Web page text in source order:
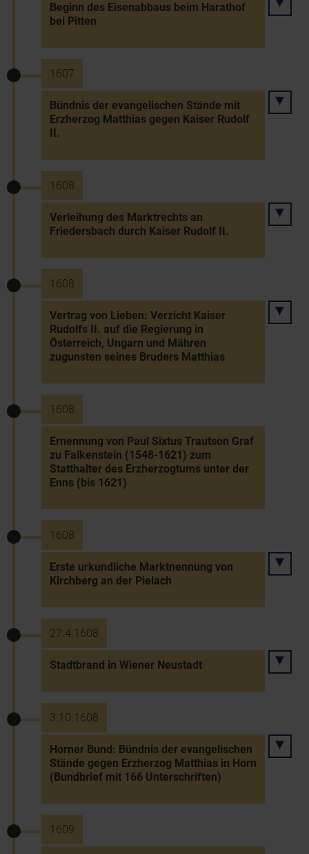
Beginn des Eisenabbaus beim Harathof
bei Pitten
1607
Bündnis der evangelischen Stände mit
Erzherzog Matthias gegen Kaiser Rudolf
II.
1608
Verleihung des Marktrechts an
Friedersbach durch Kaiser Rudolf II.
1608
Vertrag von Lieben: Verzicht Kaiser
Rudolfs II. auf die Regierung in
Österreich, Ungarn und Mähren
zugunsten seines Bruders Matthias
1608
Ernennung von Paul Sixtus Trautson Graf
zu Falkenstein (1548-1621) zum
Statthalter des Erzherzogtums unter der
Enns (bis 1621)
1608
Erste urkundliche Marktnennung von
Kirchberg an der Pielach
27.4.1608
Stadtbrand in Wiener Neustadt
3.10.1608
Horner Bund: Bündnis der evangelischen
Stände gegen Erzherzog Matthias in Horn
(Bundbrief mit 166 Unterschriften)
1609